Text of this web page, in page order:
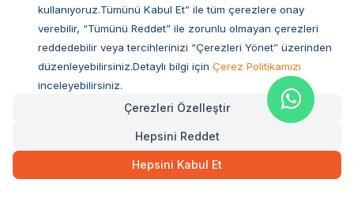
Üye Giriş
Yeni Üyelik
Orijinal Ürün Garantisi
kullanıyoruz.Tümünü Kabul Et” ile tüm çerezlere onay
verebilir, “Tümünü Reddet” ile zorunlu olmayan çerezleri
reddedebilir veya tercihlerinizi “Çerezleri Yönet” üzerinden
düzenleyebilirsiniz.Detaylı bilgi için Çerez Politikamızı
inceleyebilirsiniz.
Çerezleri Özelleştir
Hepsini Reddet
Hepsini Kabul Et